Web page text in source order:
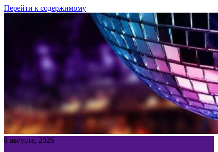
Перейти к содержимому
8 августа, 2026